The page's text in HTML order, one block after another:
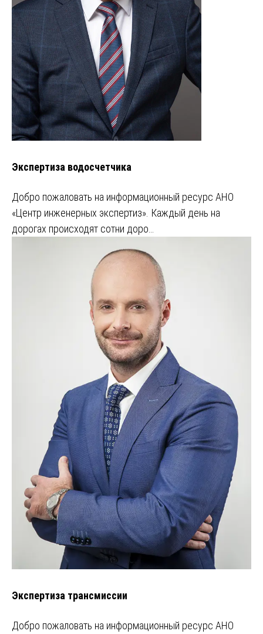
Экспертиза водосчетчика
Добро пожаловать на информационный ресурс АНО
«Центр инженерных экспертиз». Каждый день на
дорогах происходят сотни доро…
Экспертиза трансмиссии
Добро пожаловать на информационный ресурс АНО